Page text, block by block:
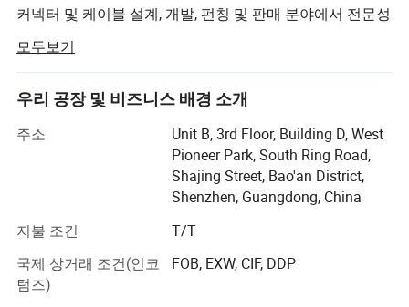
커넥터 및 케이블 설계, 개발, 펀칭 및 판매 분야에서 전문성
험을 보유한 엘리트 팀을 보유하고 있습니다. 당사는 1급
인재들과 기술을 보유하고 있으며 전자동 기계를 갖춘 다
양한 수입 1급 테스트 장치를 보유하고 있습니다. 이 회사
Guiyang과 다른 곳에서 제품을 빠르게 생산하고 배송하며
시장의 빠른 수요에 보다 잘 대응하며 OEM 및 ODM 서비스
를 제공할 수 있으며, 완벽한 과학적 품질 관리 시스템을 갖
추고 있습니다. 회사의 무결성, 강점, 그리고 고객이 인지한
우수한 품질, 그리고 전자 무역 의 존중을 알 수 있는 뛰어난
품질. 안내 또는 비즈니스 협상을 위해 저희 회사를 방문해
주셔서 감사합니다.
모두보기
우리 공장 및 비즈니스 배경 소개
주소
Unit B, 3rd Floor, Building D, West
Pioneer Park, South Ring Road,
Shajing Street, Bao'an District,
Shenzhen, Guangdong, China
지불 조건
T/T
국제 상거래 조건(인코
텀즈)
FOB, EXW, CIF, DDP